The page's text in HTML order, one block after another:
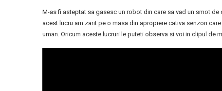
M-as fi asteptat sa gasesc un robot din care sa vad un smot
acest lucru am zarit pe o masa din apropiere cativa senzori
uman. Oricum aceste lucruri le puteti observa si voi in clipul de